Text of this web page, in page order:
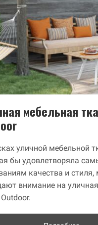
мебельная
уличной мебельной
бы удовлетворяла
качества и стиля,
внимание на